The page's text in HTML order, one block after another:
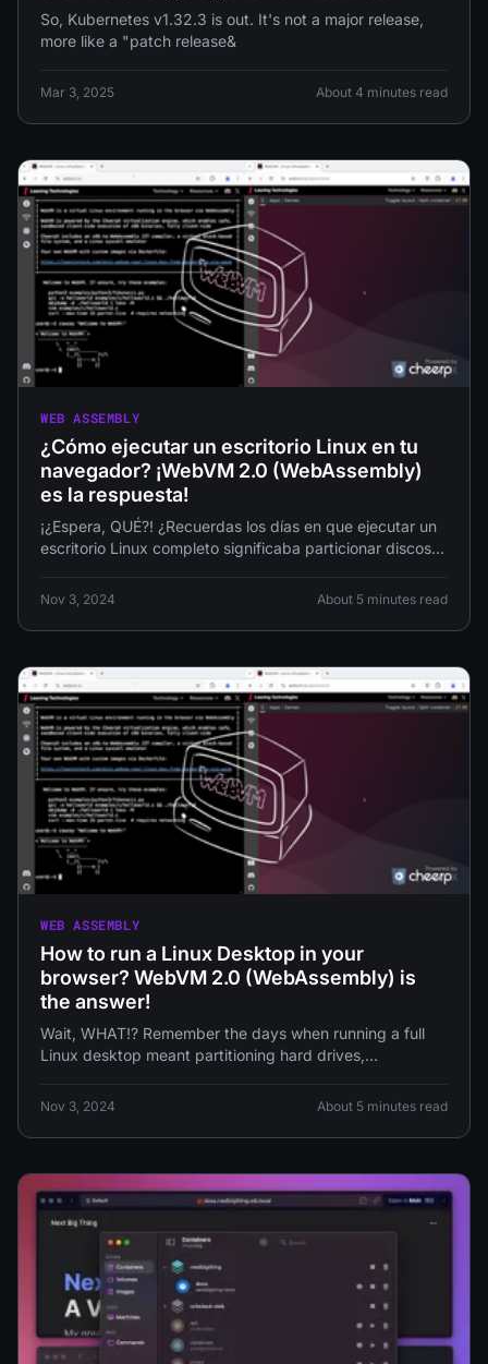
So, Kubernetes v1.32.3 is out. It's not a major release,
more like a "patch release&
Mar 3, 2025 About 4 minutes read
WEB ASSEMBLY
¿Cómo ejecutar un escritorio Linux en tu
navegador? ¡WebVM 2.0 (WebAssembly)
es la respuesta!
¡¿Espera, QUÉ?! ¿Recuerdas los días en que ejecutar un
escritorio Linux completo significaba particionar discos
Nov 3, 2024 About 5 minutes read
WEB ASSEMBLY
How to run a Linux Desktop in your
browser? WebVM 2.0 (WebAssembly) is
the answer!
Wait, WHAT!? Remember the days when running a full
Linux desktop meant partitioning hard drives,
Nov 3, 2024 About 5 minutes read